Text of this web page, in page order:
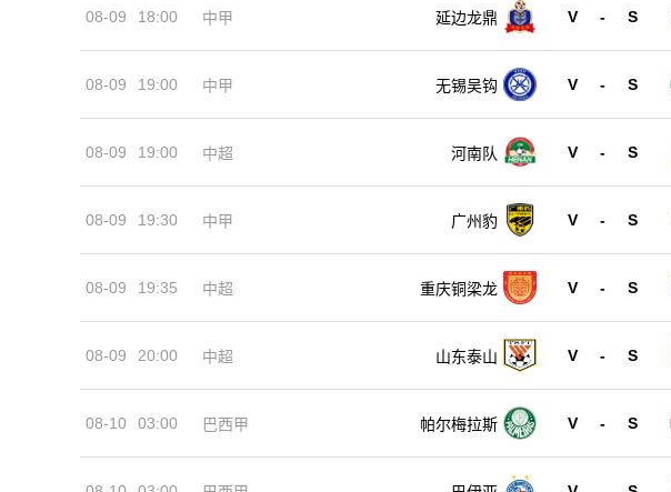
08-09 18:00 中甲 延边龙鼎 V - S
08-09 19:00 中甲 无锡吴钩 V - S
08-09 19:00 中超 河南队 V - S
08-09 19:30 中甲 广州豹 V - S
08-09 19:35 中超 重庆铜梁龙 V - S
08-09 20:00 中超 山东泰山 V - S
08-10 03:00 巴西甲 帕尔梅拉斯 V - S